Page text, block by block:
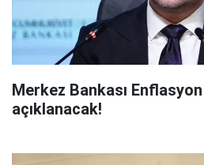
Merkez Bankası
açıklanacak!